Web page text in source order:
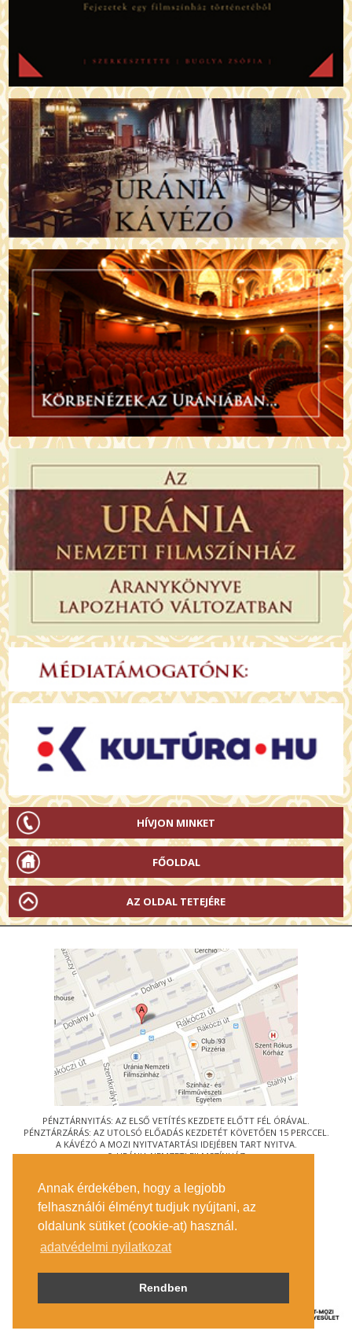
Annak érdekében, hogy a legjobb
felhasználói élményt tudjuk nyújtani, az
oldalunk sütiket (cookie-at) használ.
adatvédelmi nyilatkozat
Rendben
HÍVJON MINKET
FŐOLDAL
AZ OLDAL TETEJÉRE
PÉNZTÁRNYITÁS: AZ ELSŐ VETÍTÉS KEZDETE ELŐTT FÉL ÓRÁVAL.
PÉNZTÁRZÁRÁS: AZ UTOLSÓ ELŐADÁS KEZDETÉT KÖVETŐEN 15 PERCCEL.
A KÁVÉZÓ A MOZI NYITVATARTÁSI IDEJÉBEN TART NYITVA.
© URÁNIA NEMZETI FILMSZÍNHÁZ
1088 BUDAPEST, RÁKÓCZI ÚT 21.
MEGKÖZELÍTÉS
JEGYINFORMÁCIÓ
ÍRJON NEKÜNK!
KÖZÉRDEKŰ ADATOK